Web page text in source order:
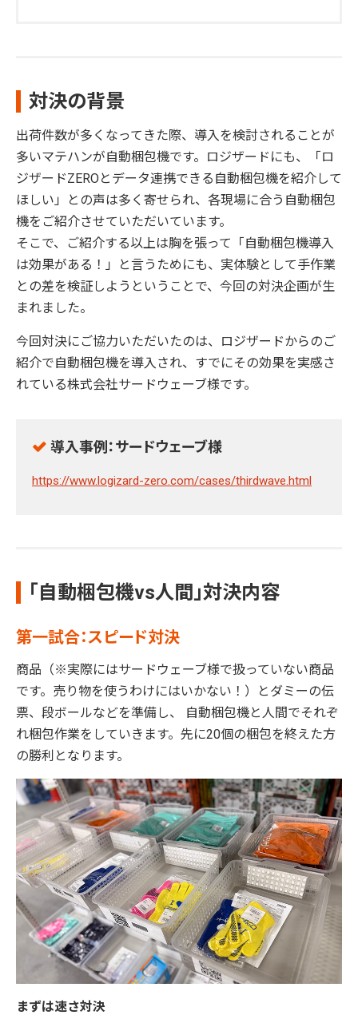
対決の背景
出荷件数が多くなってきた際、導入を検討されることが
多いマテハンが自動梱包機です。ロジザードにも、「ロ
ジザードZEROとデータ連携できる自動梱包機を紹介して
ほしい」との声は多く寄せられ、各現場に合う自動梱包
機をご紹介させていただいています。
そこで、ご紹介する以上は胸を張って「自動梱包機導入
は効果がある！」と言うためにも、実体験として手作業
との差を検証しようということで、今回の対決企画が生
まれました。
今回対決にご協力いただいたのは、ロジザードからのご
紹介で自動梱包機を導入され、すでにその効果を実感さ
れている株式会社サードウェーブ様です。
導入事例：サードウェーブ様
https://www.logizard-zero.com/cases/thirdwave.html
「自動梱包機vs人間」対決内容
第一試合：スピード対決
商品（※実際にはサードウェーブ様で扱っていない商品
です。売り物を使うわけにはいかない！）とダミーの伝
票、段ボールなどを準備し、 自動梱包機と人間でそれぞ
れ梱包作業をしていきます。先に20個の梱包を終えた方
の勝利となります。
まずは速さ対決